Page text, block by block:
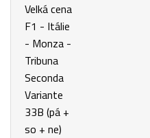
Velká cena
F1 - Itálie
- Monza -
Tribuna
Seconda
Variante
33B (pá +
so + ne)